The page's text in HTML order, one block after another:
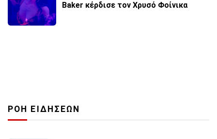
Baker κέρδισε τον Χρυσό Φοίνικα
ΡΟΗ ΕΙΔΗΣΕΩΝ